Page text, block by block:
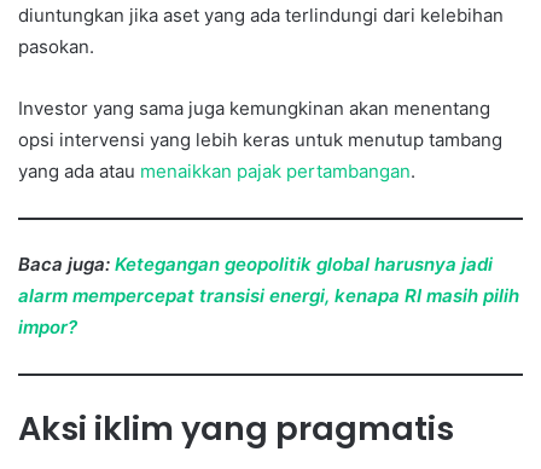
diuntungkan jika aset yang ada terlindungi dari kelebihan
pasokan.
Investor yang sama juga kemungkinan akan menentang
opsi intervensi yang lebih keras untuk menutup tambang
yang ada atau menaikkan pajak pertambangan.
Baca juga: Ketegangan geopolitik global harusnya jadi
alarm mempercepat transisi energi, kenapa RI masih pilih
impor?
Aksi iklim yang pragmatis